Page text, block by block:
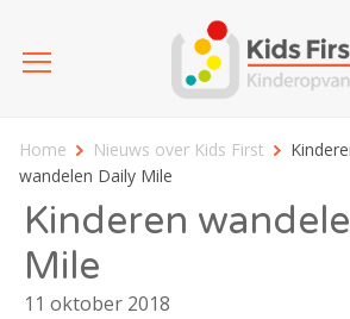
Home Nieuws over Kids First
wandelen Daily Mile
Kinderen
Mile
11 oktober 2018